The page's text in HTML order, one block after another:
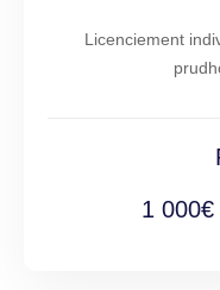
Licenciement
1